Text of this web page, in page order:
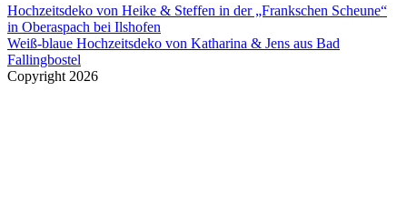
Beitragsnavigation
Hochzeitsdeko von Heike & Steffen in der „Frankschen Scheune“
in Oberaspach bei Ilshofen
Weiß-blaue Hochzeitsdeko von Katharina & Jens aus Bad
Fallingbostel
Copyright 2026